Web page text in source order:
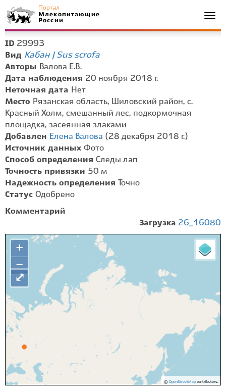
Портал
Млекопитающие
России
ID 29993
Вид Кабан | Sus scrofa
Авторы Валова Е.В.
Дата наблюдения 20 ноября 2018 г.
Неточная дата Нет
Место Рязанская область, Шиловский район, с.
Красный Холм, смешанный лес, подкормочная
площадка, засеянная злаками
Добавлен Елена Валова (28 декабря 2018 г.)
Источник данных Фото
Способ определения Следы лап
Точность привязки 50 м
Надежность определения
Точно
Статус Одобрено
Комментарий
Загрузка 26_16080
+
−
© OpenStreetMapcontributors.
⤢